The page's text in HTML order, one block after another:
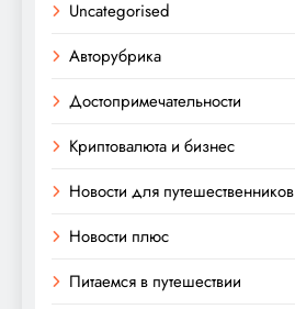
Uncategorised
Авторубрика
Достопримечательности
Криптовалюта и бизнес
Новости для путешественников
Новости плюс
Питаемся в путешествии